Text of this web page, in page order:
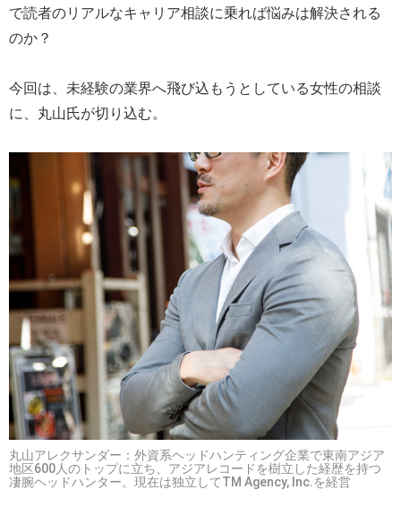
で読者のリアルなキャリア相談に乗れば悩みは解決される
のか？
今回は、未経験の業界へ飛び込もうとしている女性の相談
に、丸山氏が切り込む。
丸山アレクサンダー：外資系ヘッドハンティング企業で東南アジア
地区600人のトップに立ち、アジアレコードを樹立した経歴を持つ
凄腕ヘッドハンター。現在は独立してTM Agency, Inc.を経営